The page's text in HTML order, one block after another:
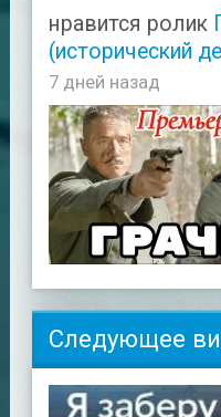
нравится ролик
(исторический
7 дней назад
Следующее